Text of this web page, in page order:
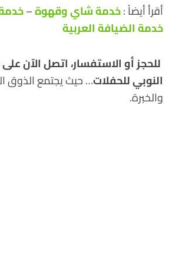
أقرأ أيضاً :خدمة شاي وقهوة–
خدمة الضيافة العربية
للحجز أو الاستفسار، اتصل الآن على 66899378
النوبي للحفلات… حيث يجتمع الذوق
والخبرة.